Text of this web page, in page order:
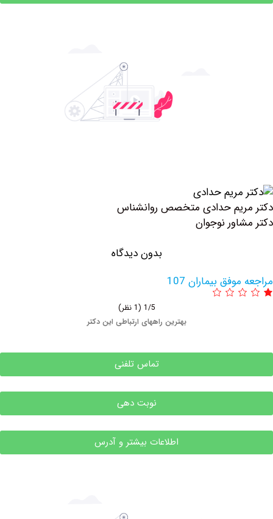
حدادی متخصص روانشناس
نوجوان
بدون دیدگاه
بیماران 107
بهترین راههای ارتباطی این دکتر
تماس تلفنی
نوبت دهی
اطلاعات بیشتر و آدرس